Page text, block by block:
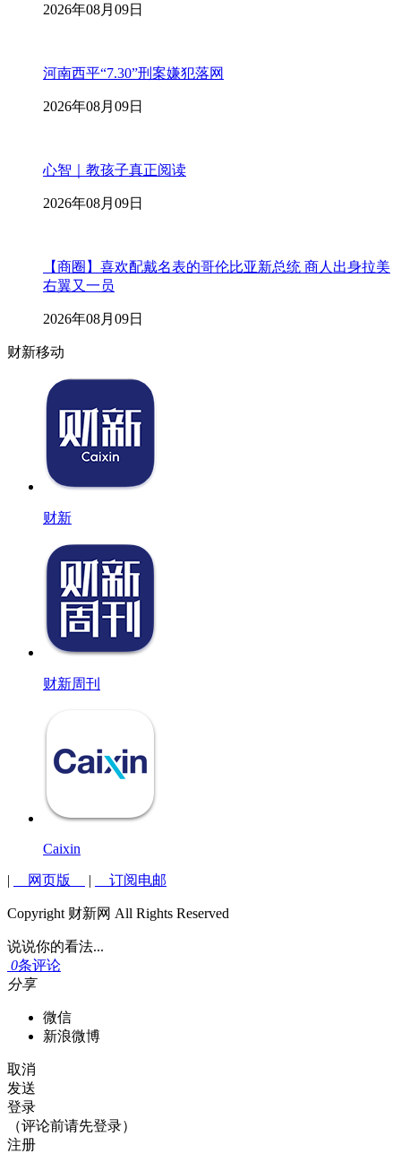
2026年08月09日
河南西平“7.30”刑案嫌犯落网
2026年08月09日
心智｜教孩子真正阅读
2026年08月09日
【商圈】喜欢配戴名表的哥伦比亚新总统 商人出身拉美
右翼又一员
2026年08月09日
财新移动
财新
财新周刊
Caixin
| 网页版 | 订阅电邮
Copyright 财新网 All Rights Reserved
说说你的看法...
0条评论
分享
微信
新浪微博
取消
发送
登录
（评论前请先登录）
注册